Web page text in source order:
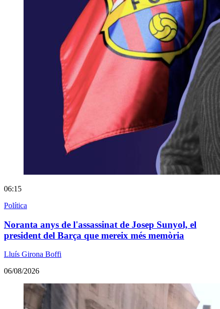
06:15
Política
Noranta anys de l'assassinat de Josep Sunyol, el
president del Barça que mereix més memòria
Lluís Girona Boffi
06/08/2026